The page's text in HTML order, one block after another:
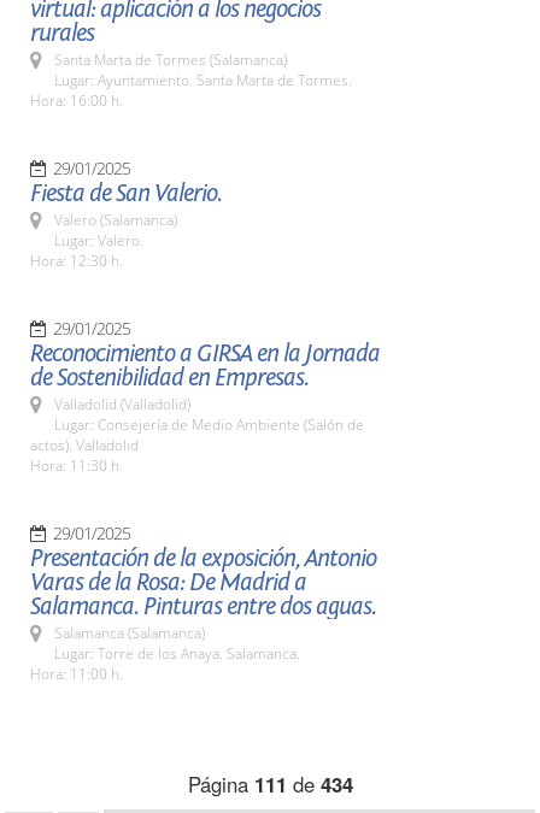
virtual: aplicación a los negocios
rurales
Santa Marta de Tormes (Salamanca)
Lugar: Ayuntamiento. Santa Marta de Tormes.
Hora: 16:00 h.
29/01/2025
Fiesta de San Valerio.
Valero (Salamanca)
Lugar: Valero.
Hora: 12:30 h.
29/01/2025
Reconocimiento a GIRSA en la Jornada
de Sostenibilidad en Empresas.
Valladolid (Valladolid)
Lugar: Consejería de Medio Ambiente (Salón de
actos). Valladolid
Hora: 11:30 h.
29/01/2025
Presentación de la exposición, Antonio
Varas de la Rosa: De Madrid a
Salamanca. Pinturas entre dos aguas.
Salamanca (Salamanca)
Lugar: Torre de los Anaya. Salamanca.
Hora: 11:00 h.
Página 111 de 434